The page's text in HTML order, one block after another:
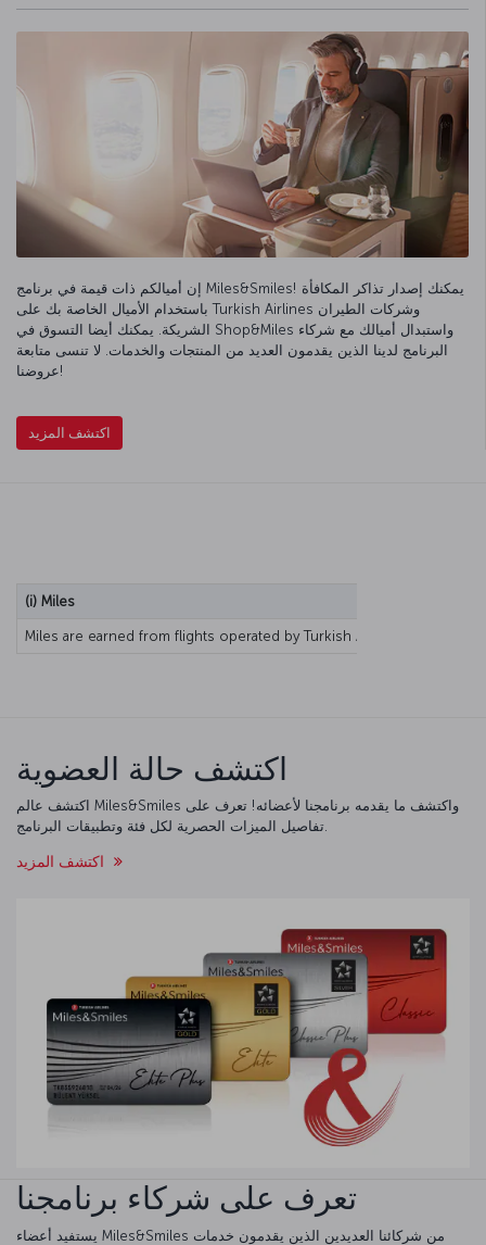
إن أميالكم ذات قيمة في برنامج Miles&Smiles! يمكنك إصدار تذاكر المكافأة
باستخدام الأميال الخاصة بك على Turkish Airlines وشركات الطيران
الشريكة. يمكنك أيضا التسوق في Shop&Miles واستبدال أميالك مع شركاء
البرنامج لدينا الذين يقدمون العديد من المنتجات والخدمات. لا تنسى متابعة
عروضنا!
اكتشف المزيد
(i) Miles
Miles are earned from flights operated by Turkish Airlines or
اكتشف حالة العضوية
اكتشف عالم Miles&Smiles واكتشف ما يقدمه برنامجنا لأعضائه! تعرف على
تفاصيل الميزات الحصرية لكل فئة وتطبيقات البرنامج.
تعرف على شركاء برنامجنا
يستفيد أعضاء Miles&Smiles من شركائنا العديدين الذين يقدمون خدمات